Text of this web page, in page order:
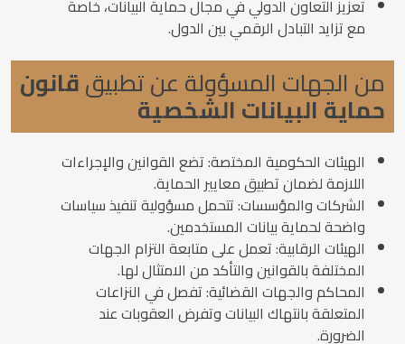
تعزيز التعاون الدولي في مجال حماية البيانات، خاصة
مع تزايد التبادل الرقمي بين الدول.
من الجهات المسؤولة عن تطبيققانون
حماية البيانات الشخصية
الهيئات الحكومية المختصة: تضع القوانين والإجراءات
اللازمة لضمان تطبيق معايير الحماية.
الشركات والمؤسسات: تتحمل مسؤولية تنفيذ سياسات
واضحة لحماية بيانات المستخدمين.
الهيئات الرقابية: تعمل على متابعة التزام الجهات
المختلفة بالقوانين والتأكد من الامتثال لها.
المحاكم والجهات القضائية: تفصل في النزاعات
المتعلقة بانتهاك البيانات وتفرض العقوبات عند
الضرورة.